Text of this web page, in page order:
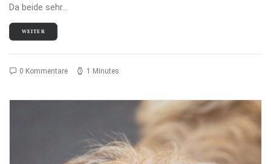
Da beide sehr…
WEITER
0 Kommentare 1 Minutes